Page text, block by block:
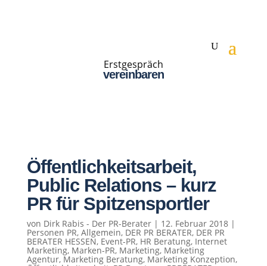
Erstgespräch
vereinbaren
Öffentlichkeitsarbeit,
Public Relations – kurz
PR für Spitzensportler
von Dirk Rabis - Der PR-Berater| 12. Februar 2018|
Personen PR, Allgemein, DER PR BERATER, DER PR
BERATER HESSEN, Event-PR, HR Beratung, Internet
Marketing, Marken-PR, Marketing, Marketing
Agentur, Marketing Beratung, Marketing Konzeption,